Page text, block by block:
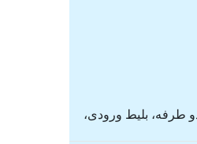
طرفه، بلیط ورودی،